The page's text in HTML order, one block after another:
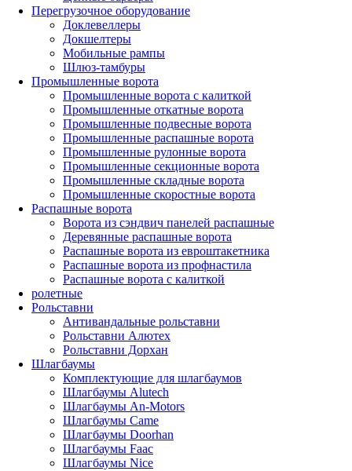
Перегрузочное оборудование
Доклевеллеры
Докшелтеры
Мобильные рампы
Шлюз-тамбуры
Промышленные ворота
Промышленные ворота с калиткой
Промышленные откатные ворота
Промышленные подвесные ворота
Промышленные распашные ворота
Промышленные рулонные ворота
Промышленные секционные ворота
Промышленные складные ворота
Промышленные скоростные ворота
Распашные ворота
Ворота из сэндвич панелей распашные
Деревянные распашные ворота
Распашные ворота из евроштакетника
Распашные ворота из профнастила
Распашные ворота с калиткой
ролетные
Рольставни
Антивандальные рольставни
Рольставни Алютех
Рольставни Дорхан
Шлагбаумы
Комплектующие для шлагбаумов
Шлагбаумы Alutech
Шлагбаумы An-Motors
Шлагбаумы Came
Шлагбаумы Doorhan
Шлагбаумы Faac
Шлагбаумы Nice